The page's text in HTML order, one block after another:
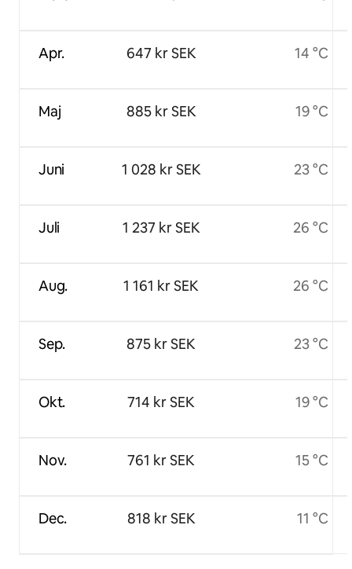
Apr.
Maj
Juni
Juli
Aug.
Sep.
Okt.
Nov.
Dec.
647 kr SEK
885 kr SEK
1 028 kr SEK
1 237 kr SEK
1 161 kr SEK
875 kr SEK
714 kr SEK
761 kr SEK
818 kr SEK
14 °C
19 °C
23 °C
26 °C
26 °C
23 °C
19 °C
15 °C
11 °C